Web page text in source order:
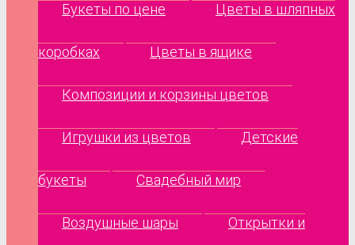
Букеты по цене Цветы в шляпных
коробках Цветы в ящике
Композиции и корзины цветов
Игрушки из цветов Детские
букеты Свадебный мир
Воздушные шары Открытки и